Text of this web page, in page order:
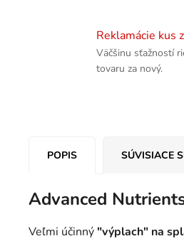
Reklamácie kus
Väčšinu sťažností
tovaru za nový.
POPIS SÚVISIACE
Advanced
Veľmi účinný "výplach" na